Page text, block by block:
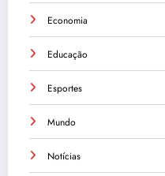
Economia
Educação
Esportes
Mundo
Notícias